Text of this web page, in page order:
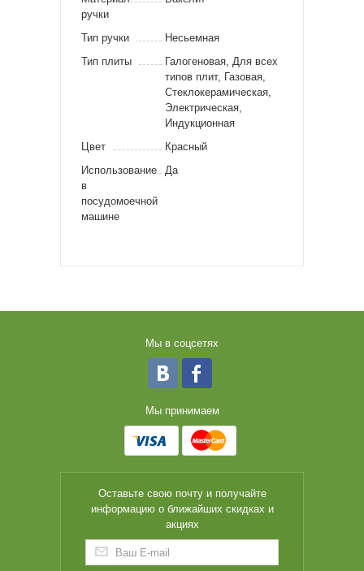
ручки
Тип ручки
Несьемная
Тип плиты
Галогеновая, Для всех
типов плит, Газовая,
Стеклокерамическая,
Электрическая,
Индукционная
Цвет
Красный
Использование
в
посудомоечной
машине
Да
Мы в соцсетях
Мы принимаем
Оставьте свою почту и получайте
информацию о ближайших скидках и
акциях